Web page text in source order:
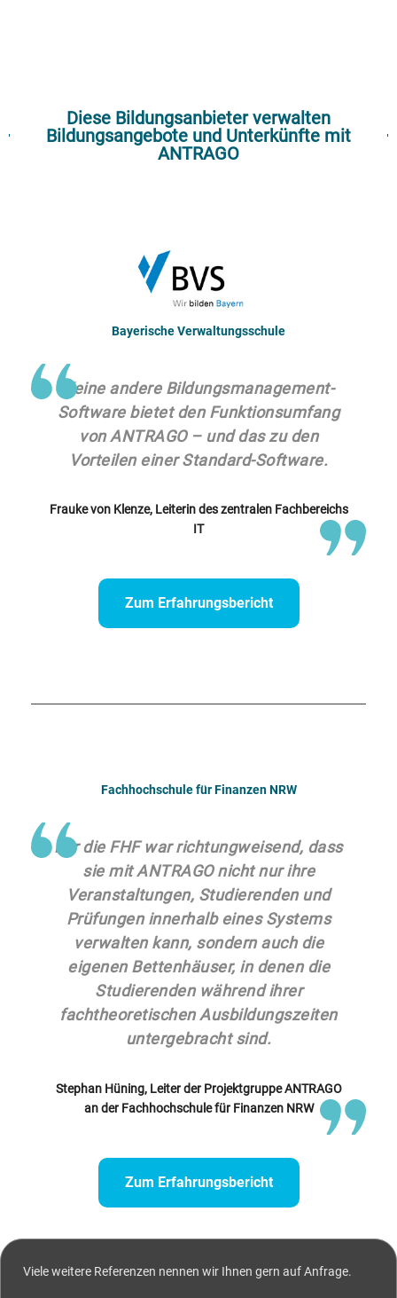
Diese Bildungsanbieter verwalten
Bildungsangebote und Unterkünfte mit
ANTRAGO
Bayerische Verwaltungsschule
Keine andere Bildungsmanagement-
Software bietet den Funktionsumfang
von ANTRAGO – und das zu den
Vorteilen einer Standard-Software.
Frauke von Klenze, Leiterin des zentralen Fachbereichs
IT
Zum Erfahrungsbericht
Fachhochschule für Finanzen NRW
Für die FHF war richtungweisend, dass
sie mit ANTRAGO nicht nur ihre
Veranstaltungen, Studierenden und
Prüfungen innerhalb eines Systems
verwalten kann, sondern auch die
eigenen Bettenhäuser, in denen die
Studierenden während ihrer
fachtheoretischen Ausbildungszeiten
untergebracht sind.
Stephan Hüning, Leiter der Projektgruppe ANTRAGO
an der Fachhochschule für Finanzen NRW
Zum Erfahrungsbericht
Viele weitere Referenzen nennen wir Ihnen gern auf Anfrage.